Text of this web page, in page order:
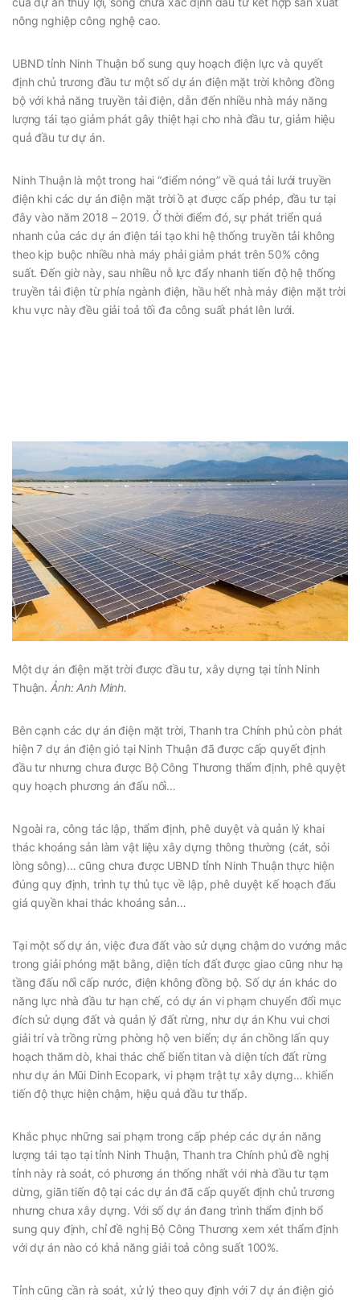
nông nghiệp công nghệ cao.
UBND tỉnh Ninh Thuận bổ sung quy hoạch điện lực và quyết
định chủ trương đầu tư một số dự án điện mặt trời không đồng
bộ với khả năng truyền tải điện, dẫn đến nhiều nhà máy năng
lượng tái tạo giảm phát gây thiệt hại cho nhà đầu tư, giảm hiệu
quả đầu tư dự án.
Ninh Thuận là một trong hai “điểm nóng” về quá tải lưới truyền
điện khi các dự án điện mặt trời ồ ạt được cấp phép, đầu tư tại
đây vào năm 2018 – 2019. Ở thời điểm đó, sự phát triển quá
nhanh của các dự án điện tái tạo khi hệ thống truyền tải không
theo kịp buộc nhiều nhà máy phải giảm phát trên 50% công
suất. Đến giờ này, sau nhiều nỗ lực đẩy nhanh tiến độ hệ thống
truyền tải điện từ phía ngành điện, hầu hết nhà máy điện mặt trời
khu vực này đều giải toả tối đa công suất phát lên lưới.
Một dự án điện mặt trời được đầu tư, xây dựng tại tỉnh Ninh
Thuận.Ảnh: Anh Minh.
Bên cạnh các dự án điện mặt trời, Thanh tra Chính phủ còn phát
hiện 7 dự án điện gió tại Ninh Thuận đã được cấp quyết định
đầu tư nhưng chưa được Bộ Công Thương thẩm định, phê quyệt
quy hoạch phương án đấu nối…
Ngoài ra, công tác lập, thẩm định, phê duyệt và quản lý khai
thác khoáng sản làm vật liệu xây dựng thông thường (cát, sỏi
lòng sông)… cũng chưa được UBND tỉnh Ninh Thuận thực hiện
đúng quy định, trình tự thủ tục về lập, phê duyệt kế hoạch đấu
giá quyền khai thác khoáng sản…
Tại một số dự án, việc đưa đất vào sử dụng chậm do vướng mắc
trong giải phóng mặt bằng, diện tích đất được giao cũng như hạ
tầng đấu nối cấp nước, điện không đồng bộ. Số dự án khác do
năng lực nhà đầu tư hạn chế, có dự án vi phạm chuyển đổi mục
đích sử dụng đất và quản lý đất rừng, như dự án Khu vui chơi
giải trí và trồng rừng phòng hộ ven biển; dự án chồng lấn quy
hoạch thăm dò, khai thác chế biến titan và diện tích đất rừng
như dự án Mũi Dinh Ecopark, vi phạm trật tự xây dựng… khiến
tiến độ thực hiện chậm, hiệu quả đầu tư thấp.
Khắc phục những sai phạm trong cấp phép các dự án năng
lượng tái tạo tại tỉnh Ninh Thuận, Thanh tra Chính phủ đề nghị
tỉnh này rà soát, có phương án thống nhất với nhà đầu tư tạm
dừng, giãn tiến độ tại các dự án đã cấp quyết định chủ trương
nhưng chưa xây dựng. Với số dự án đang trình thẩm định bổ
sung quy định, chỉ đề nghị Bộ Công Thương xem xét thẩm định
với dự án nào có khả năng giải toả công suất 100%.
Tỉnh cũng cần rà soát, xử lý theo quy định với 7 dự án điện gió